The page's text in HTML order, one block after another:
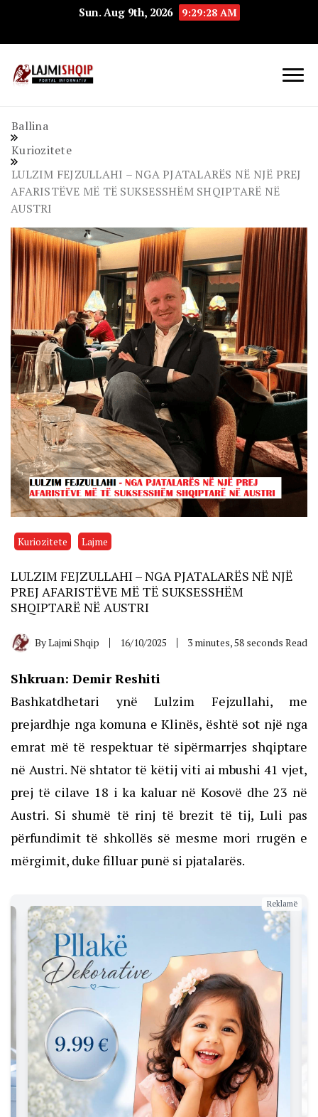
Sun. Aug 9th, 2026 9:29:29 AM
Ballina
Kuriozitete
LULZIM FEJZULLAHI – NGA PJATALARËS NË NJË PREJ
AFARISTËVE MË TË SUKSESSHËM SHQIPTARË NË
AUSTRI
Kuriozitete Lajme
LULZIM FEJZULLAHI – NGA PJATALARËS NË NJË
PREJ AFARISTËVE MË TË SUKSESSHËM
SHQIPTARË NË AUSTRI
ByLajmi Shqip 16/10/2025 3 minutes, 58 seconds Read
Shkruan: Demir Reshiti
Bashkatdhetari ynë Lulzim Fejzullahi, me
prejardhje nga komuna e Klinës, është sot një nga
emrat më të respektuar të sipërmarrjes shqiptare
në Austri. Në shtator të këtij viti ai mbushi 41 vjet,
prej të cilave 18 i ka kaluar në Kosovë dhe 23 në
Austri. Si shumë të rinj të brezit të tij, Luli pas
përfundimit të shkollës së mesme mori rrugën e
mërgimit, duke filluar punë si pjatalarës.
Reklamë